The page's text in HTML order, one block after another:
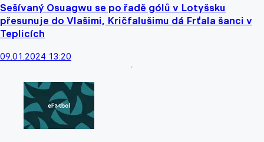
Sešívaný Osuagwu se po řadě gólů v Lotyšsku
přesunuje do Vlašimi, Kričfalušimu dá Frťala šanci v
Teplicích
09.01.2024 13:20